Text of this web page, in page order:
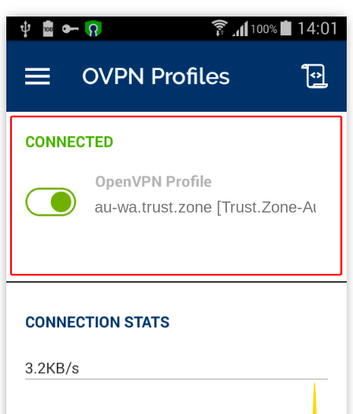
au-wa.trust.zone [Trust.Zone-